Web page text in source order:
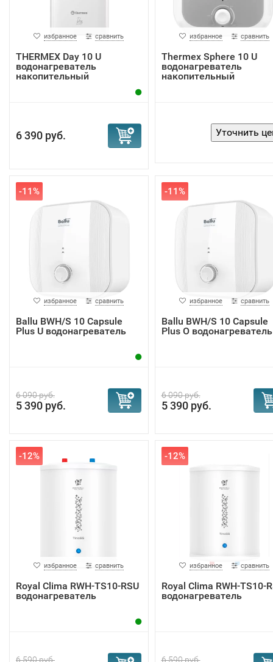
избранное сравнить
THERMEX Day 10 U
водонагреватель
накопительный
6 390 руб.
избранное сравнить
Thermex Sphere 10 U
водонагреватель
накопительный
-11%
избранное сравнить
Ballu BWH/S 10 Capsule
Plus U водонагреватель
6 090 руб.
5 390 руб.
-11%
избранное сравнить
Ballu BWH/S 10 Capsule
Plus O водонагреватель
6 090 руб.
5 390 руб.
-12%
избранное сравнить
Royal Clima RWH-TS10-RSU
водонагреватель
6 590 руб.
-12%
избранное сравнить
Royal Clima RWH-TS10-
водонагреватель
6 590 руб.